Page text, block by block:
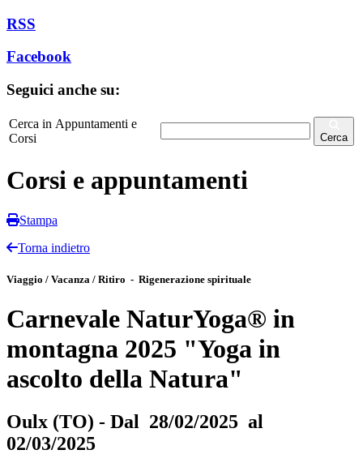
RSS
Facebook
Seguici anche su:
Cerca in Appuntamenti e
Corsi
Cerca
Corsi e appuntamenti
Stampa
Torna indietro
Viaggio / Vacanza / Ritiro - Rigenerazione spirituale
Carnevale NaturYoga® in
montagna 2025 "Yoga in
ascolto della Natura"
Oulx (TO) - Dal 28/02/2025 al
02/03/2025